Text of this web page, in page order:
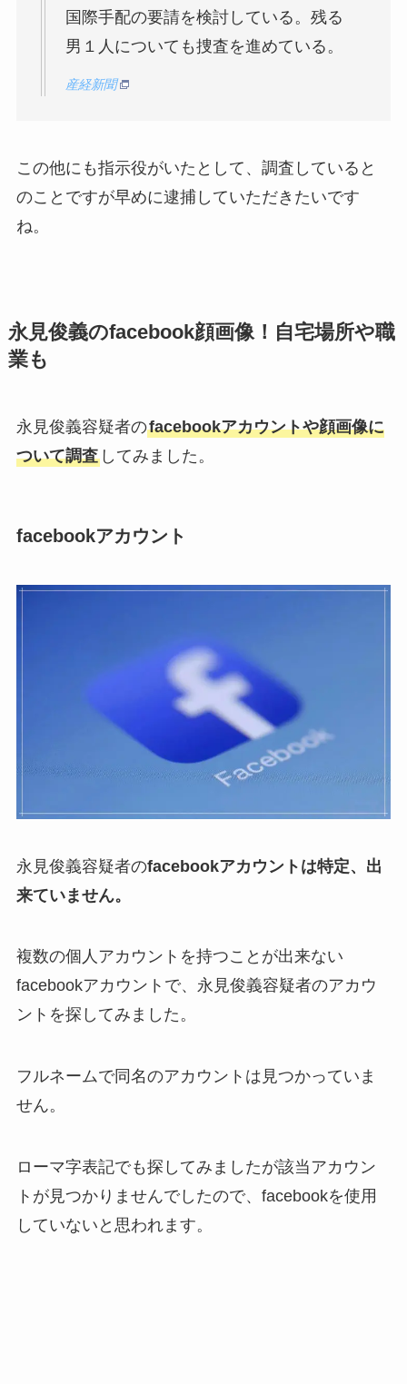
国際手配の要請を検討している。残る
男１人についても捜査を進めている。
産経新聞
この他にも指示役がいたとして、調査していると
のことですが早めに逮捕していただきたいです
ね。
永見俊義のfacebook顔画像！自宅場所や職
業も
永見俊義容疑者のfacebookアカウントや顔画像に
ついて調査してみました。
facebookアカウント
永見俊義容疑者のfacebookアカウントは特定、出
来ていません。
複数の個人アカウントを持つことが出来ない
facebookアカウントで、永見俊義容疑者のアカウ
ントを探してみました。
フルネームで同名のアカウントは見つかっていま
せん。
ローマ字表記でも探してみましたが該当アカウン
トが見つかりませんでしたので、facebookを使用
していないと思われます。